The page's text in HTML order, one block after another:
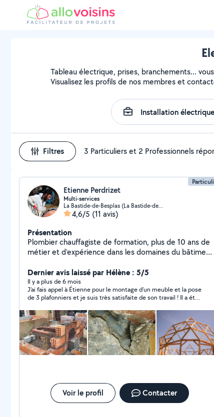
Tableau électrique, prises, branchements...
Visualisez les profils de nos membres et
Filtres 3 Particuliers et 2 Professionnels
Etienne Perdrizet
Multi-services
La Bastide-de-Besplas (La Bastide-de-Besplas)
4,6/5 (11 avis)
Présentation
Plombier chauffagiste de formation, plus de 10 ans de
métier et d'expérience dans les domaines du bâtiment
spécialisé, je suis tourné vers l'insertion et la formation
professionnelle mais vous propose mes services et
compétences techniques avec plaisir.
Dernier avis laissé par Hélène : 5/5
Il y a plus de 6 mois
J’ai fais appel à Étienne pour le montage d’un meuble et la pose
de 3 plafonniers et je suis très satisfaite de son travail ! Il a été
effectué avec soin et efficacité, je recommande vivement à
toute personne cherchant quelqu’un de fiable et sérieux !
Voir le profil Contacter